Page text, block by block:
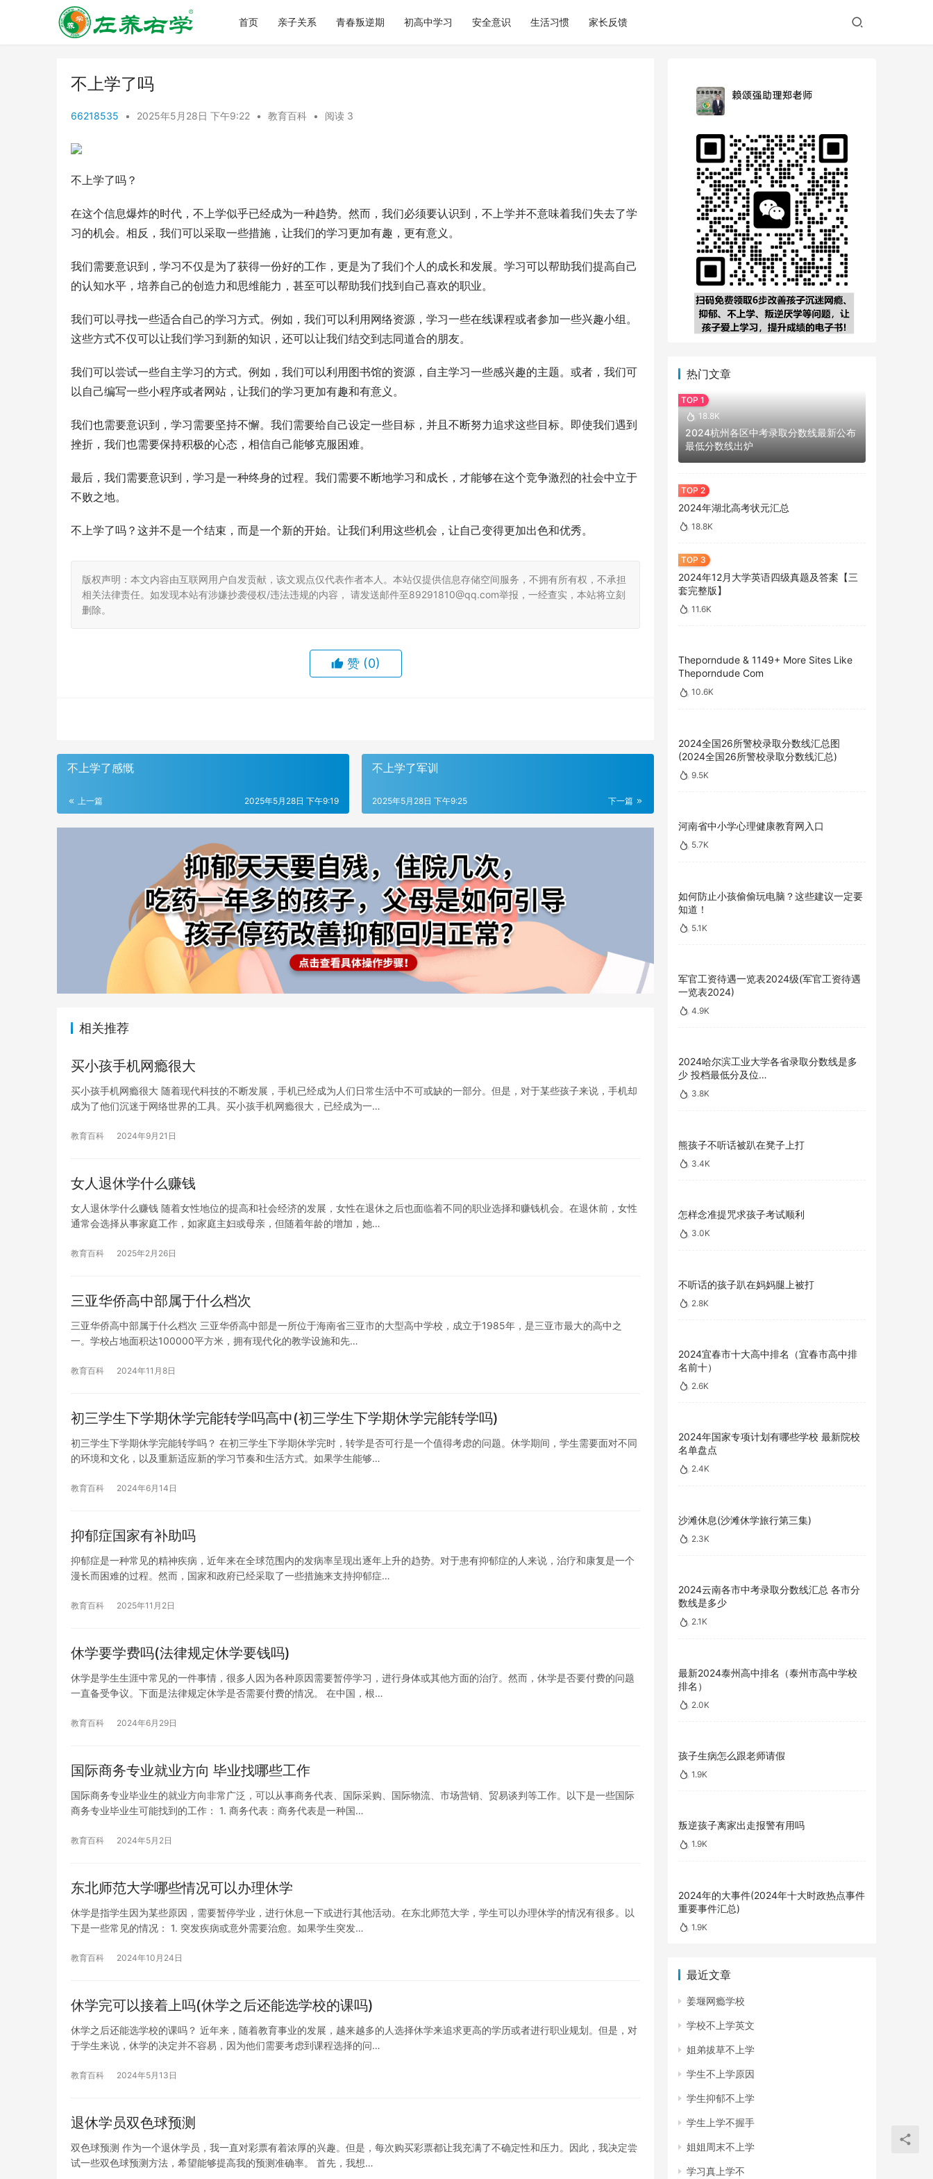
首页 亲子关系 青春叛逆期 初高中学习 安全意识 生活习惯 家长反馈
不上学了吗
66218535 • 2025年5月28日 下午9:22 • 教育百科 • 阅读 3
不上学了吗？
在这个信息爆炸的时代，不上学似乎已经成为一种趋势。然而，我们必须要认识到，不上学并不意味着我们失去了学
习的机会。相反，我们可以采取一些措施，让我们的学习更加有趣，更有意义。
我们需要意识到，学习不仅是为了获得一份好的工作，更是为了我们个人的成长和发展。学习可以帮助我们提高自己
的认知水平，培养自己的创造力和思维能力，甚至可以帮助我们找到自己喜欢的职业。
我们可以寻找一些适合自己的学习方式。例如，我们可以利用网络资源，学习一些在线课程或者参加一些兴趣小组。
这些方式不仅可以让我们学习到新的知识，还可以让我们结交到志同道合的朋友。
我们可以尝试一些自主学习的方式。例如，我们可以利用图书馆的资源，自主学习一些感兴趣的主题。或者，我们可
以自己编写一些小程序或者网站，让我们的学习更加有趣和有意义。
我们也需要意识到，学习需要坚持不懈。我们需要给自己设定一些目标，并且不断努力追求这些目标。即使我们遇到
挫折，我们也需要保持积极的心态，相信自己能够克服困难。
最后，我们需要意识到，学习是一种终身的过程。我们需要不断地学习和成长，才能够在这个竞争激烈的社会中立于
不败之地。
不上学了吗？这并不是一个结束，而是一个新的开始。让我们利用这些机会，让自己变得更加出色和优秀。
版权声明：本文内容由互联网用户自发贡献，该文观点仅代表作者本人。本站仅提供信息存储空间服务，不拥有所有权，不承担
相关法律责任。如发现本站有涉嫌抄袭侵权/违法违规的内容， 请发送邮件至89291810@qq.com举报，一经查实，本站将立刻
删除。
赞 (0)
不上学了感慨
上一篇 2025年5月28日 下午9:19
不上学了军训
下一篇
2025年5月28日 下午9:25
相关推荐
买小孩手机网瘾很大
买小孩手机网瘾很大 随着现代科技的不断发展，手机已经成为人们日常生活中不可或缺的一部分。但是，对于某些孩子来说，手机却
成为了他们沉迷于网络世界的工具。买小孩手机网瘾很大，已经成为一…
教育百科 2024年9月21日
女人退休学什么赚钱
女人退休学什么赚钱 随着女性地位的提高和社会经济的发展，女性在退休之后也面临着不同的职业选择和赚钱机会。在退休前，女性
通常会选择从事家庭工作，如家庭主妇或母亲，但随着年龄的增加，她…
教育百科 2025年2月26日
三亚华侨高中部属于什么档次
三亚华侨高中部属于什么档次 三亚华侨高中部是一所位于海南省三亚市的大型高中学校，成立于1985年，是三亚市最大的高中之
一。学校占地面积达100000平方米，拥有现代化的教学设施和先…
教育百科 2024年11月8日
初三学生下学期休学完能转学吗高中(初三学生下学期休学完能转学吗)
初三学生下学期休学完能转学吗？ 在初三学生下学期休学完时，转学是否可行是一个值得考虑的问题。休学期间，学生需要面对不同
的环境和文化，以及重新适应新的学习节奏和生活方式。如果学生能够…
教育百科 2024年6月14日
抑郁症国家有补助吗
抑郁症是一种常见的精神疾病，近年来在全球范围内的发病率呈现出逐年上升的趋势。对于患有抑郁症的人来说，治疗和康复是一个
漫长而困难的过程。然而，国家和政府已经采取了一些措施来支持抑郁症…
教育百科 2025年11月2日
休学要学费吗(法律规定休学要钱吗)
休学是学生生涯中常见的一件事情，很多人因为各种原因需要暂停学习，进行身体或其他方面的治疗。然而，休学是否要付费的问题
一直备受争议。下面是法律规定休学是否需要付费的情况。 在中国，根…
教育百科 2024年6月29日
国际商务专业就业方向 毕业找哪些工作
国际商务专业毕业生的就业方向非常广泛，可以从事商务代表、国际采购、国际物流、市场营销、贸易谈判等工作。以下是一些国际
商务专业毕业生可能找到的工作： 1. 商务代表：商务代表是一种国…
教育百科 2024年5月2日
东北师范大学哪些情况可以办理休学
休学是指学生因为某些原因，需要暂停学业，进行休息一下或进行其他活动。在东北师范大学，学生可以办理休学的情况有很多。以
下是一些常见的情况： 1. 突发疾病或意外需要治愈。如果学生突发…
教育百科 2024年10月24日
休学完可以接着上吗(休学之后还能选学校的课吗)
休学之后还能选学校的课吗？ 近年来，随着教育事业的发展，越来越多的人选择休学来追求更高的学历或者进行职业规划。但是，对
于学生来说，休学的决定并不容易，因为他们需要考虑到课程选择的问…
教育百科 2024年5月13日
退休学员双色球预测
双色球预测 作为一个退休学员，我一直对彩票有着浓厚的兴趣。但是，每次购买彩票都让我充满了不确定性和压力。因此，我决定尝
试一些双色球预测方法，希望能够提高我的预测准确率。 首先，我想…
热门文章
18.8K
2024杭州各区中考录取分数线最新公布
最低分数线出炉
2024年湖北高考状元汇总
18.8K
2024年12月大学英语四级真题及答案【三
套完整版】
11.6K
Theporndude & 1149+ More Sites Like
Theporndude Com
10.6K
2024全国26所警校录取分数线汇总图
(2024全国26所警校录取分数线汇总)
9.5K
河南省中小学心理健康教育网入口
5.7K
如何防止小孩偷偷玩电脑？这些建议一定要
知道！
5.1K
军官工资待遇一览表2024级(军官工资待遇
一览表2024)
4.9K
2024哈尔滨工业大学各省录取分数线是多
少 投档最低分及位…
3.8K
熊孩子不听话被趴在凳子上打
3.4K
怎样念准提咒求孩子考试顺利
3.0K
不听话的孩子趴在妈妈腿上被打
2.8K
2024宜春市十大高中排名（宜春市高中排
名前十）
2.6K
2024年国家专项计划有哪些学校 最新院校
名单盘点
2.4K
沙滩休息(沙滩休学旅行第三集)
2.3K
2024云南各市中考录取分数线汇总 各市分
数线是多少
2.1K
最新2024泰州高中排名（泰州市高中学校
排名）
2.0K
孩子生病怎么跟老师请假
1.9K
叛逆孩子离家出走报警有用吗
1.9K
2024年的大事件(2024年十大时政热点事件
重要事件汇总)
1.9K
最近文章
姜堰网瘾学校
学校不上学英文
姐弟拔草不上学
学生不上学原因
学生抑郁不上学
学生上学不握手
姐姐周末不上学
学习真上学不